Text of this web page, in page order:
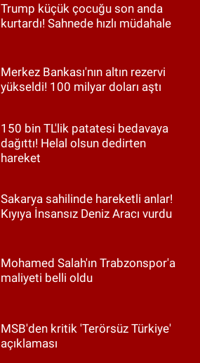
Trump küçük çocuğu son anda
kurtardı! Sahnede hızlı müdahale
Merkez Bankası'nın altın rezervi
yükseldi! 100 milyar doları aştı
150 bin TL'lik patatesi bedavaya
dağıttı! Helal olsun dedirten
hareket
Sakarya sahilinde hareketli anlar!
Kıyıya İnsansız Deniz Aracı vurdu
Mohamed Salah'ın Trabzonspor'a
maliyeti belli oldu
MSB'den kritik 'Terörsüz Türkiye'
açıklaması